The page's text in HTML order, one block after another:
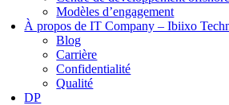
Modèles d’engagement
À propos de IT Company – Ibiixo
Blog
Carrière
Confidentialité
Qualité
DP